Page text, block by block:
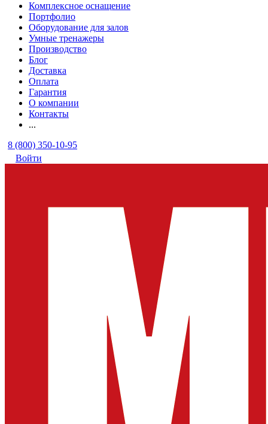
Комплексное оснащение
Портфолио
Оборудование для залов
Умные тренажеры
Производство
Блог
Доставка
Оплата
Гарантия
О компании
Контакты
...
8 (800) 350-10-95
Войти